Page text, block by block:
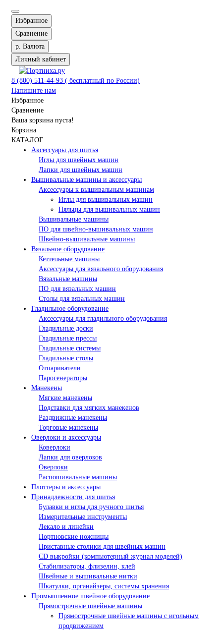
Избранное
Сравнение
р. Валюта
Личный кабинет
8 (800) 511-44-93 ( бесплатный по России)
Напишите нам
Избранное
Сравнение
Ваша корзина пуста!
Корзина
КАТАЛОГ
Аксессуары для шитья
Иглы для швейных машин
Лапки для швейных машин
Вышивальные машины и аксессуары
Аксессуары к вышивальным машинам
Иглы для вышивальных машин
Пяльцы для вышивальных машин
Вышивальные машины
ПО для швейно-вышивальных машин
Швейно-вышивальные машины
Вязальное оборудование
Кеттельные машины
Аксессуары для вязального оборудования
Вязальные машины
ПО для вязальных машин
Столы для вязальных машин
Гладильное оборудование
Аксессуары для гладильного оборудования
Гладильные доски
Гладильные прессы
Гладильные системы
Гладильные столы
Отпариватели
Парогенераторы
Манекены
Мягкие манекены
Подставки для мягких манекенов
Раздвижные манекены
Торговые манекены
Оверлоки и аксессуары
Коверлоки
Лапки для оверлоков
Оверлоки
Распошивальные машины
Плоттеры и аксессуары
Принадлежности для шитья
Булавки и иглы для ручного шитья
Измерительные инструменты
Лекало и линейки
Портновские ножницы
Приставные столики для швейных машин
СD выкройки (компьютерный журнал моделей)
Стабилизаторы, флизелин, клей
Швейные и вышивальные нитки
Шкатулки, органайзеры, системы хранения
Промышленное швейное оборудование
Прямострочные швейные машины
Прямострочные швейные машины с игольным
продвижением